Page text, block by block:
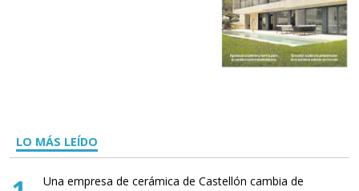
LO MÁS LEÍDO
Una empresa de cerámica de Castellón cambia de